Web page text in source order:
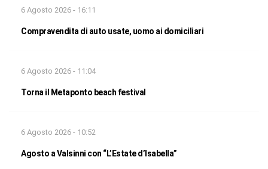
6 Agosto 2026 - 16:11
Compravendita di auto usate, uomo ai domiciliari
6 Agosto 2026 - 11:04
Torna il Metaponto beach festival
6 Agosto 2026 - 10:52
Agosto a Valsinni con “L’Estate d’Isabella”